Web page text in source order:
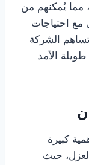
مما يُمكنهم من
مع احتياجات
تساهم الشركة
الأمد
كبيرة
حيث